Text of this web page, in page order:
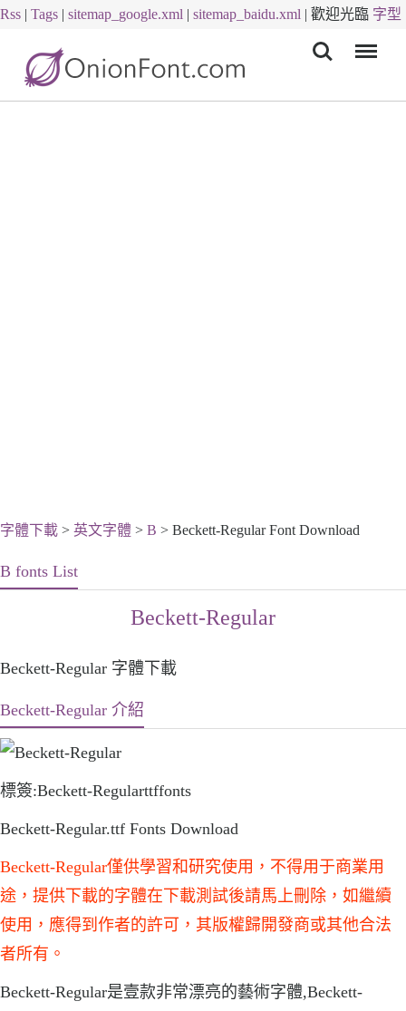
Rss | Tags | sitemap_google.xml | sitemap_baidu.xml | 歡迎光臨 字型
字體下載 > 英文字體 > B > Beckett-Regular Font Download
B fonts List
Beckett-Regular
Beckett-Regular 字體下載
Beckett-Regular 介紹
標簽:Beckett-Regularttffonts
Beckett-Regular.ttf Fonts Download
Beckett-Regular僅供學習和研究使用，不得用于商業用
途，提供下載的字體在下載測試後請馬上刪除，如繼續
使用，應得到作者的許可，其版權歸開發商或其他合法
者所有。
Beckett-Regular是壹款非常漂亮的藝術字體,Beckett-